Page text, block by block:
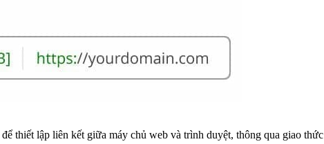
thiết lập liên kết giữa máy chủ web và trình duyệt, thông qua giao thức